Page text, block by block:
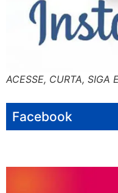
ACESSE, CURTA, SIGA
Facebook